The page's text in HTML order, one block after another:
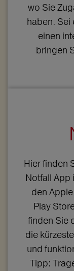
wo Sie
haben. Sei
einen
bringen
Hier finden
Notfall App
den
Play
finden Sie
die
und
Tipp: